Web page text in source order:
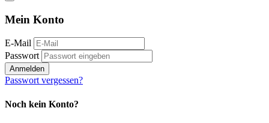
Mein Konto
E-Mail
Passwort
Anmelden
Passwort vergessen?
Noch kein Konto?